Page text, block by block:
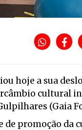
hoje a sua
cultural
(Gaia
promoção da